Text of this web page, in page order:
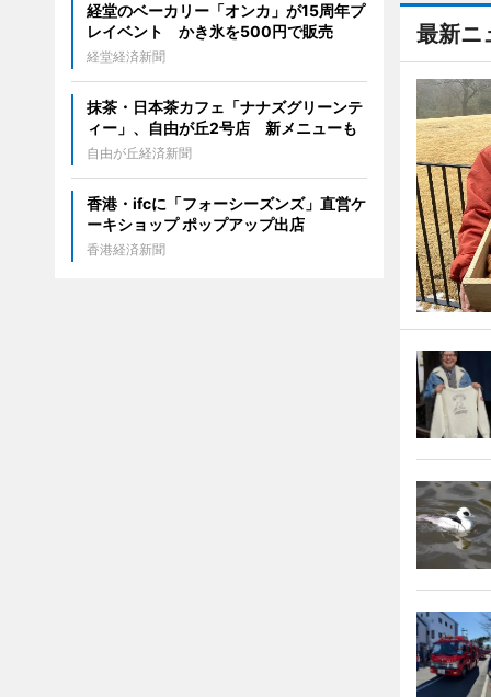
最新ニ
経堂のベーカリー「オンカ」が15周年プ
レイベント かき氷を500円で販売
経堂経済新聞
抹茶・日本茶カフェ「ナナズグリーンテ
ィー」、自由が丘2号店 新メニューも
自由が丘経済新聞
香港・ifcに「フォーシーズンズ」直営ケ
ーキショップ ポップアップ出店
香港経済新聞